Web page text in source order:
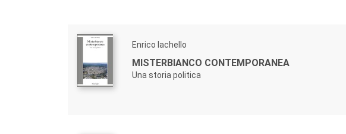
Enrico Iachello
MISTERBIANCO CONTEMPORANEA
Una storia politica